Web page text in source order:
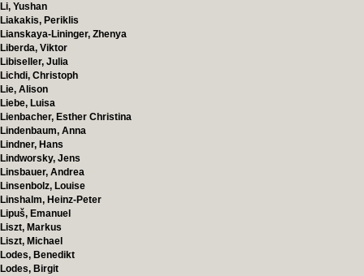
Li, Yushan
Liakakis, Periklis
Lianskaya-Lininger, Zhenya
Liberda, Viktor
Libiseller, Julia
Lichdi, Christoph
Lie, Alison
Liebe, Luisa
Lienbacher, Esther Christina
Lindenbaum, Anna
Lindner, Hans
Lindworsky, Jens
Linsbauer, Andrea
Linsenbolz, Louise
Linshalm, Heinz-Peter
Lipuš, Emanuel
Liszt, Markus
Liszt, Michael
Lodes, Benedikt
Lodes, Birgit